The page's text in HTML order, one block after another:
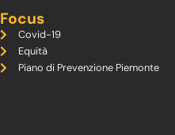
Focus
Covid-19
Equità
Piano di Prevenzione Piemonte